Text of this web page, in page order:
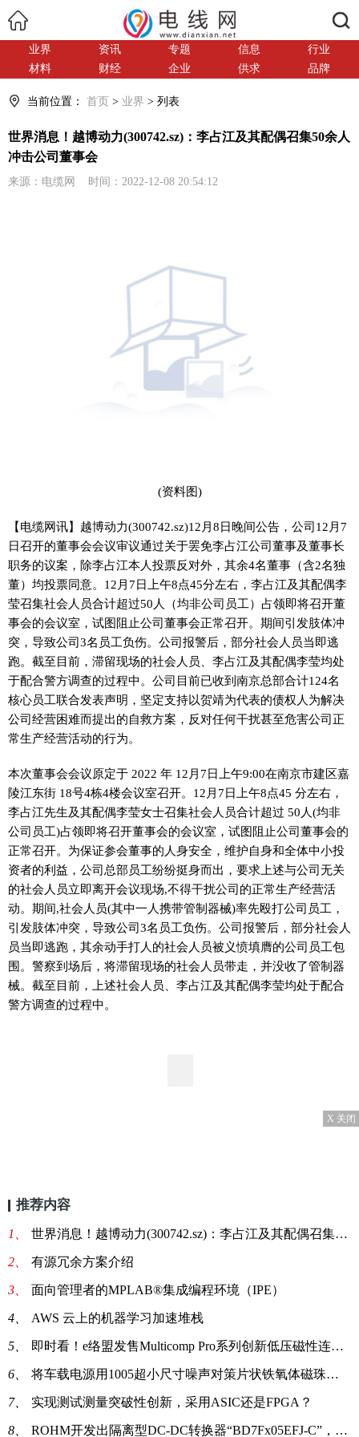
业界 资讯 专题 信息
行业
材料
财经 企业 供求 品牌
当前位置： 首页 > 业界 > 列表
世界消息！越博动力(300742.sz)：李占江及其配偶召集50余人
冲击公司董事会
来源：电缆网 时间：2022-12-08 20:54:12
(资料图)
【电缆网讯】越博动力(300742.sz)12月8日晚间公告，公司12月7
日召开的董事会会议审议通过关于罢免李占江公司董事及董事长
职务的议案，除李占江本人投票反对外，其余4名董事（含2名独
董）均投票同意。12月7日上午8点45分左右，李占江及其配偶李
莹召集社会人员合计超过50人（均非公司员工）占领即将召开董
事会的会议室，试图阻止公司董事会正常召开。期间引发肢体冲
突，导致公司3名员工负伤。公司报警后，部分社会人员当即逃
跑。截至目前，滞留现场的社会人员、李占江及其配偶李莹均处
于配合警方调查的过程中。公司目前已收到南京总部合计124名
核心员工联合发表声明，坚定支持以贺靖为代表的债权人为解决
公司经营困难而提出的自救方案，反对任何干扰甚至危害公司正
常生产经营活动的行为。
本次董事会会议原定于 2022 年 12月7日上午9:00在南京市建区嘉
陵江东街 18号4栋4楼会议室召开。12月7日上午8点45 分左右，
李占江先生及其配偶李莹女士召集社会人员合计超过 50人(均非
公司员工)占领即将召开董事会的会议室，试图阻止公司董事会的
正常召开。为保证参会董事的人身安全，维护自身和全体中小投
资者的利益，公司总部员工纷纷挺身而出，要求上述与公司无关
的社会人员立即离开会议现场,不得干扰公司的正常生产经营活
动。期间,社会人员(其中一人携带管制器械)率先殴打公司员工，
引发肢体冲突，导致公司3名员工负伤。公司报警后，部分社会人
员当即逃跑，其余动手打人的社会人员被义愤填膺的公司员工包
围。警察到场后，将滞留现场的社会人员带走，并没收了管制器
械。截至目前，上述社会人员、李占江及其配偶李莹均处于配合
警方调查的过程中。
X 关闭
推荐内容
1、 世界消息！越博动力(300742.sz)：李占江及其配偶召集50余人冲击公司董事会
2、 有源冗余方案介绍
3、 面向管理者的MPLAB®集成编程环境（IPE）
4、 AWS 云上的机器学习加速堆栈
5、 即时看！e络盟发售Multicomp Pro系列创新低压磁性连接器
6、 将车载电源用1005超小尺寸噪声对策片状铁氧体磁珠商品化_天天日报
7、 实现测试测量突破性创新，采用ASIC还是FPGA？
8、 ROHM开发出隔离型DC-DC转换器“BD7Fx05EFJ-C”，助力xEV相关应用实现小型化以及减少降噪设计工时